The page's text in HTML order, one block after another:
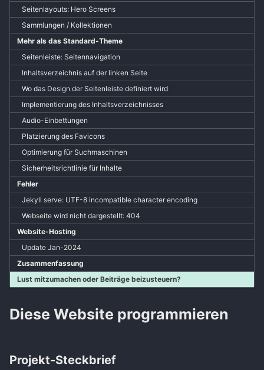
Seitenlayouts: Hero Screens
Sammlungen / Kollektionen
Mehr als das Standard-Theme
Seitenleiste: Seitennavigation
Inhaltsverzeichnis auf der linken Seite
Wo das Design der Seitenleiste definiert wird
Implementierung des Inhaltsverzeichnisses
Audio-Einbettungen
Platzierung des Favicons
Optimierung für Suchmaschinen
Sicherheitsrichtlinie für Inhalte
Fehler
Jekyll serve: UTF-8 incompatible character encoding
Webseite wird nicht dargestellt: 404
Website-Hosting
Update Jan-2024
Zusammenfassung
Lust mitzumachen oder Beiträge beizusteuern?
Diese Website programmieren
Projekt-Steckbrief